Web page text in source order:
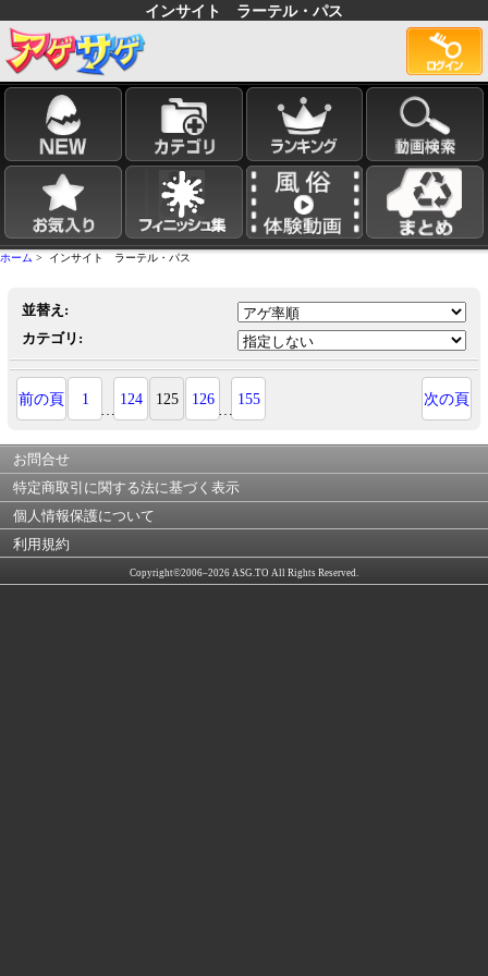
インサイト ラーテル・パス
ホーム > インサイト ラーテル・パス
並替え:
カテゴリ:
前の頁 1
…
124 125 126
…
155 次の頁
お問合せ
特定商取引に関する法に基づく表示
個人情報保護について
利用規約
Copyright©2006–2026 ASG.TO All Rights Reserved.